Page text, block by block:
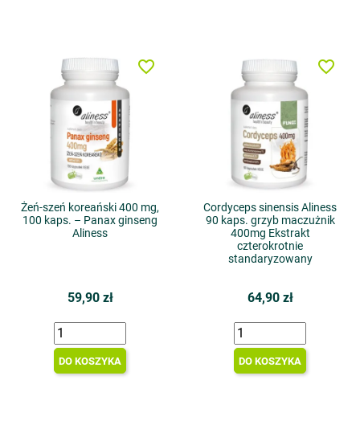
Żeń-szeń koreański 400 mg,
100 kaps. – Panax ginseng
Aliness
59,90 zł
DO KOSZYKA
favorite_border
Cordyceps sinensis Aliness
90 kaps. grzyb maczużnik
400mg Ekstrakt
czterokrotnie
standaryzowany
64,90 zł
DO KOSZYKA
favorite_border